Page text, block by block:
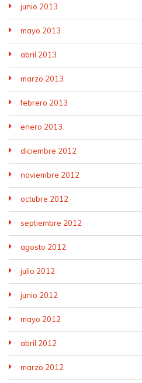
junio 2013
mayo 2013
abril 2013
marzo 2013
febrero 2013
enero 2013
diciembre 2012
noviembre 2012
octubre 2012
septiembre 2012
agosto 2012
julio 2012
junio 2012
mayo 2012
abril 2012
marzo 2012